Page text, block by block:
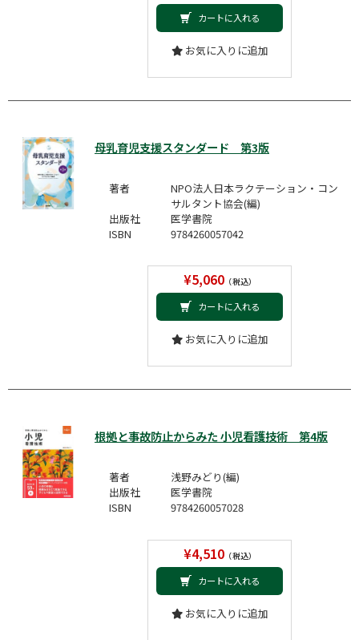
カートに入れる
お気に入りに追加
母乳育児支援スタンダード 第3版
著者
NPO法人日本ラクテーション・コン
サルタント協会(編)
出版社
医学書院
ISBN
9784260057042
¥5,060（税込）
カートに入れる
お気に入りに追加
根拠と事故防止からみた 小児看護技術 第4版
著者
浅野みどり(編)
出版社
医学書院
ISBN
9784260057028
¥4,510（税込）
カートに入れる
お気に入りに追加